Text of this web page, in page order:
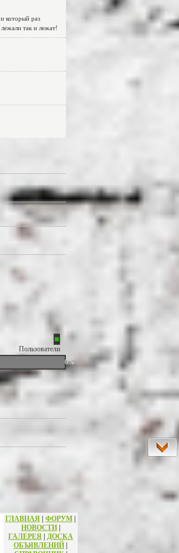
Пользователи
0%
ГЛАВНАЯ | ФОРУМ |
НОВОСТИ|
ГАЛЕРЕЯ | ДОСКА
ОБЪЯВЛЕНИЙ |